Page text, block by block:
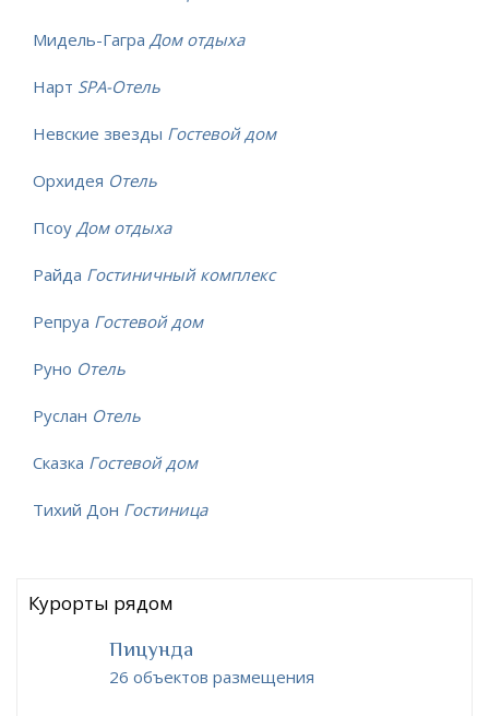
Мидель-Гагра Дом отдыха
Нарт SPA-Отель
Невские звезды Гостевой дом
Орхидея Отель
Псоу Дом отдыха
Райда Гостиничный комплекс
Репруа Гостевой дом
Руно Отель
Руслан Отель
Сказка Гостевой дом
Тихий Дон Гостиница
Курорты рядом
Пицунда
26 объектов размещения